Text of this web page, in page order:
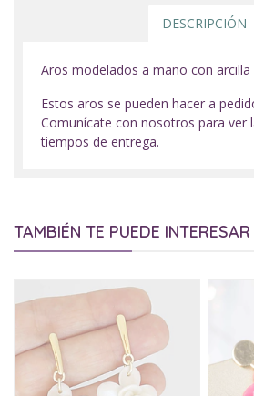
DESCRIPCIÓN
Aros modelados a mano con arcilla
Estos aros se pueden hacer a
Comunícate con nosotros para ver
tiempos de entrega.
TAMBIÉN TE PUEDE INTERESAR